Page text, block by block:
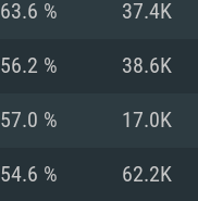
63.6 % 37.4K
56.2 % 38.6K
57.0 % 17.0K
54.6 % 62.2K